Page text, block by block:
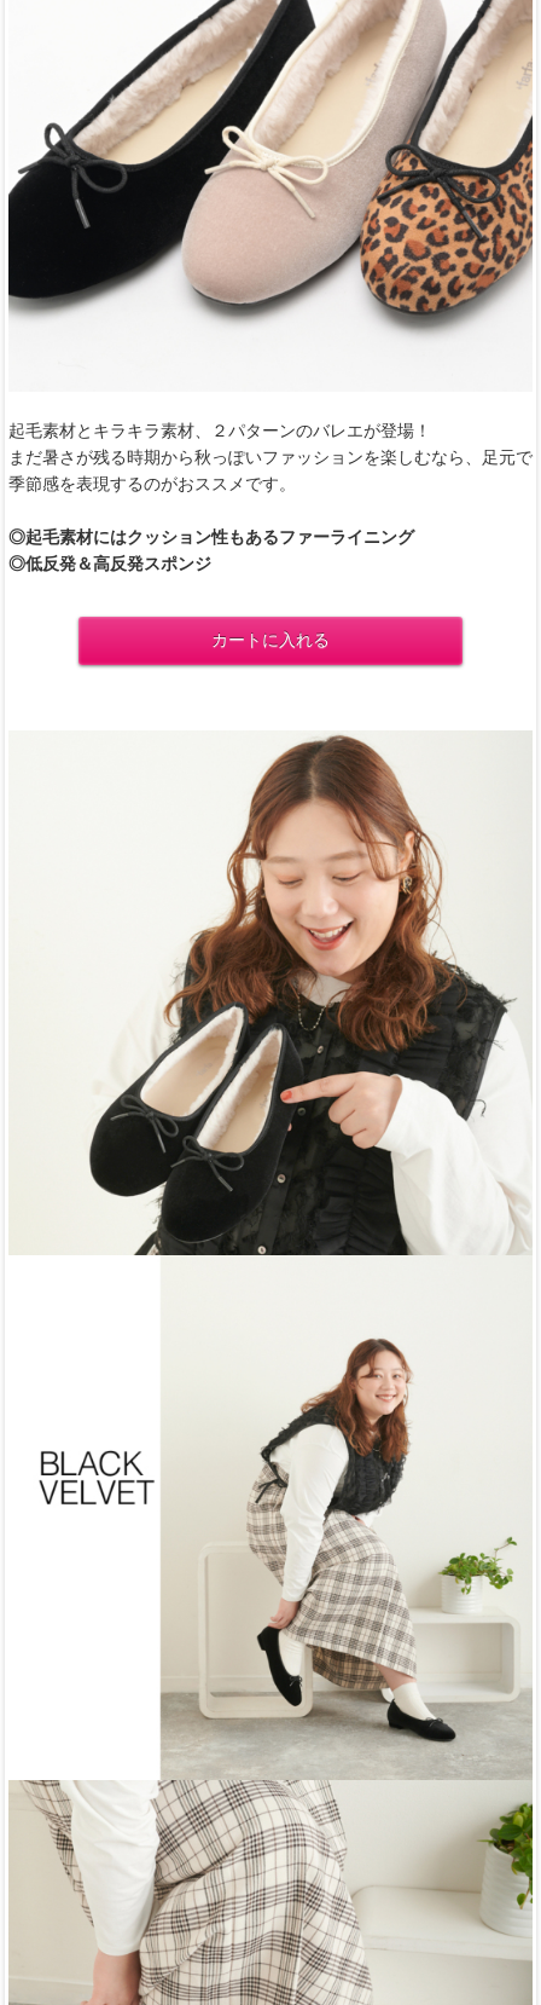
起毛素材とキラキラ素材、２パターンのバレエが登場！
まだ暑さが残る時期から秋っぽいファッションを楽しむなら、足元で
季節感を表現するのがおススメです。
◎起毛素材にはクッション性もあるファーライニング
◎低反発＆高反発スポンジ
カートに入れる